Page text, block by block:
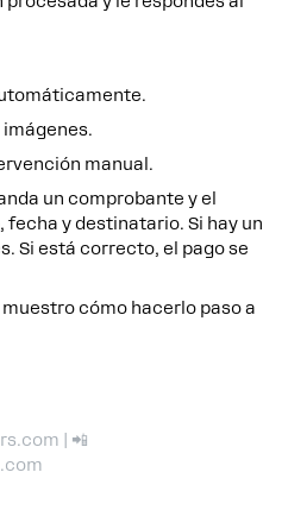
imágenes.
manual.
un comprobante y el
y destinatario. Si hay un
Si está correcto, el pago se
cómo hacerlo paso a
| 📲